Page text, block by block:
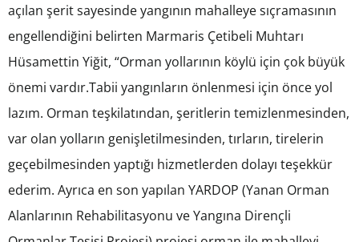
açılan şerit sayesinde yangının mahalleye sıçramasının
engellendiğini belirten Marmaris Çetibeli Muhtarı
Hüsamettin Yiğit, “Orman yollarının köylü için çok büyük
önemi vardır.Tabii yangınların önlenmesi için önce yol
lazım. Orman teşkilatından, şeritlerin temizlenmesinden,
var olan yolların genişletilmesinden, tırların, tirelerin
geçebilmesinden yaptığı hizmetlerden dolayı teşekkür
ederim. Ayrıca en son yapılan YARDOP (Yanan Orman
Alanlarının Rehabilitasyonu ve Yangına Dirençli